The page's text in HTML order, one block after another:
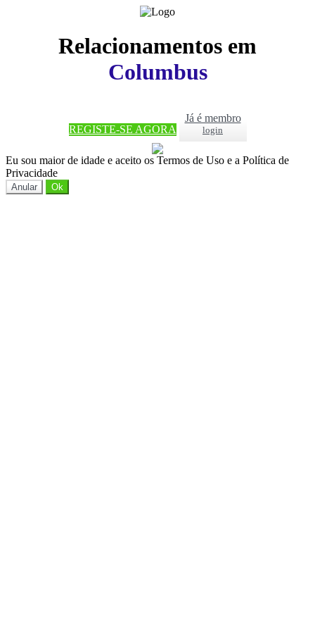
Relacionamentos em
Columbus
REGISTE-SE AGORA
Já é membro
login
Eu sou maior de idade e aceito os Termos de Uso e a Política de
Privacidade
Anular Ok